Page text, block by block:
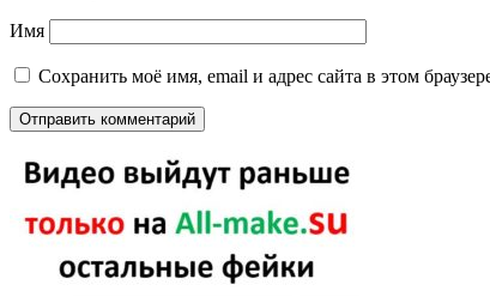
Имя
Сохранить моё имя, email и адрес сайта в этом